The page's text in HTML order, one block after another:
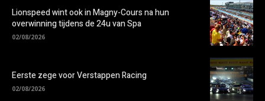
Lionspeed wint ook in Magny-Cours na hun
overwinning tijdens de 24u van Spa
02/08/2026
Eerste zege voor Verstappen Racing
02/08/2026